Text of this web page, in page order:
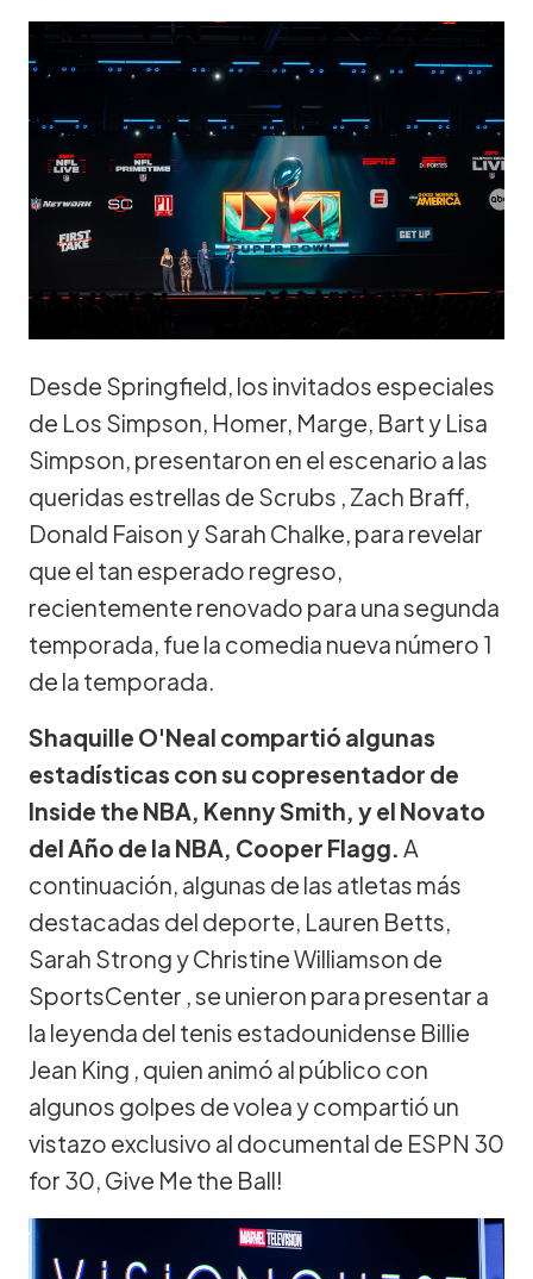
Desde Springfield, los invitados especiales
de Los Simpson, Homer, Marge, Bart y Lisa
Simpson, presentaron en el escenario a las
queridas estrellas de Scrubs , Zach Braff,
Donald Faison y Sarah Chalke, para revelar
que el tan esperado regreso,
recientemente renovado para una segunda
temporada, fue la comedia nueva número 1
de la temporada.
Shaquille O'Neal compartió algunas
estadísticas con su copresentador de
Inside the NBA, Kenny Smith, y el Novato
del Año de la NBA, Cooper Flagg. A
continuación, algunas de las atletas más
destacadas del deporte, Lauren Betts,
Sarah Strong y Christine Williamson de
SportsCenter , se unieron para presentar a
la leyenda del tenis estadounidense Billie
Jean King , quien animó al público con
algunos golpes de volea y compartió un
vistazo exclusivo al documental de ESPN 30
for 30, Give Me the Ball!